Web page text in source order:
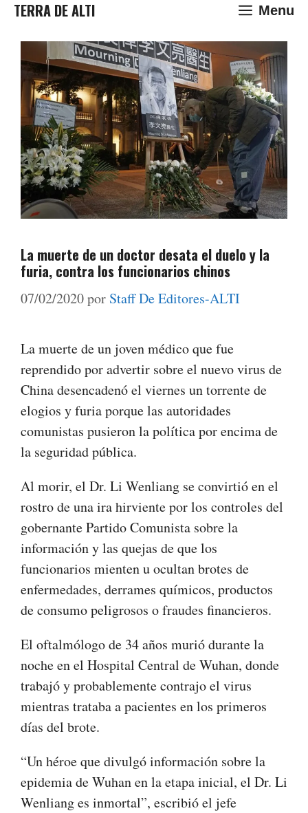
SaltarTERRA DE ALTI Menu
La muerte de un doctor desata el duelo y la
furia, contra los funcionarios chinos
07/02/2020por Staff De Editores-ALTI
La muerte de un joven médico que fue
reprendido por advertir sobre el nuevo virus de
China desencadenó el viernes un torrente de
elogios y furia porque las autoridades
comunistas pusieron la política por encima de
la seguridad pública.
Al morir, el Dr. Li Wenliang se convirtió en el
rostro de una ira hirviente por los controles del
gobernante Partido Comunista sobre la
información y las quejas de que los
funcionarios mienten u ocultan brotes de
enfermedades, derrames químicos, productos
de consumo peligrosos o fraudes financieros.
El oftalmólogo de 34 años murió durante la
noche en el Hospital Central de Wuhan, donde
trabajó y probablemente contrajo el virus
mientras trataba a pacientes en los primeros
días del brote.
“Un héroe que divulgó información sobre la
epidemia de Wuhan en la etapa inicial, el Dr. Li
Wenliang es inmortal”, escribió el jefe